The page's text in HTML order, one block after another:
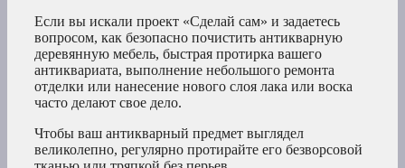
Если вы искали проект «Сделай сам» и задаетесь
вопросом, как безопасно почистить антикварную
деревянную мебель, быстрая протирка вашего
антиквариата, выполнение небольшого ремонта
отделки или нанесение нового слоя лака или воска
часто делают свое дело.
Чтобы ваш антикварный предмет выглядел
великолепно, регулярно протирайте его безворсовой